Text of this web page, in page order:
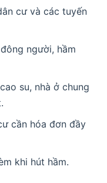
cư và các tuyến
người, hầm
su, nhà ở chung
cần hóa đơn đầy
khi hút hầm.